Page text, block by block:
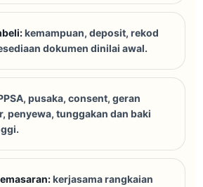
kemampuan, deposit, rekod
dokumen dinilai awal.
pusaka, consent, geran
penyewa, tunggakan dan baki
kerjasama rangkaian